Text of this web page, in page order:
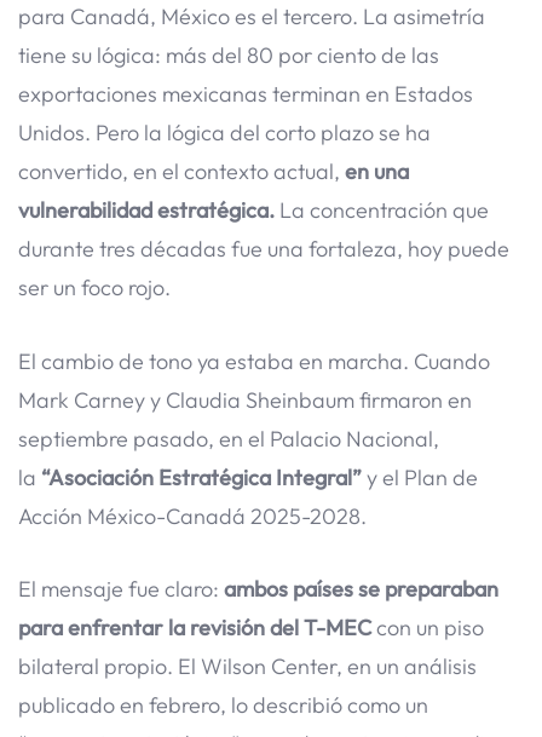
para Canadá, México es el tercero. La asimetría
tiene su lógica: más del 80 por ciento de las
exportaciones mexicanas terminan en Estados
Unidos. Pero la lógica del corto plazo se ha
convertido, en el contexto actual, en una
vulnerabilidad estratégica. La concentración que
durante tres décadas fue una fortaleza, hoy puede
ser un foco rojo.
El cambio de tono ya estaba en marcha. Cuando
Mark Carney y Claudia Sheinbaum firmaron en
septiembre pasado, en el Palacio Nacional,
la “Asociación Estratégica Integral”y el Plan de
Acción México-Canadá 2025-2028.
El mensaje fue claro: ambos países se preparaban
para enfrentar la revisión del T-MECcon un piso
bilateral propio. El Wilson Center, en un análisis
publicado en febrero, lo describió como un